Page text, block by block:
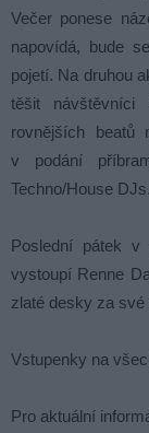
Večer ponese
napovídá, bude
pojetí. Na druhou
těšit
rovnějších beatů
v podání
Techno/House DJs.
Poslední pátek
vystoupí Renne
zlaté desky za své
Vstupenky na
Pro aktuální